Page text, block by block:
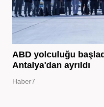
ABD yolculuğu
Antalya'dan ayrıldı
Haber7